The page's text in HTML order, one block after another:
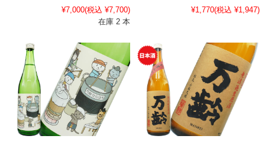
¥7,000(税込 ¥7,700)
在庫 2 本
¥1,770(税込 ¥1,947)